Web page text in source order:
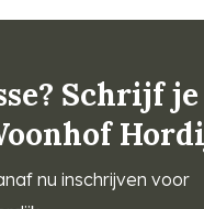
Schrijf
nu inschrijven voor